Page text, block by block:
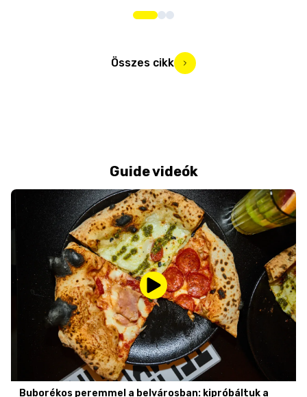
Összes cikk
Guide videók
Buborékos peremmel a belvárosban: kipróbáltuk a